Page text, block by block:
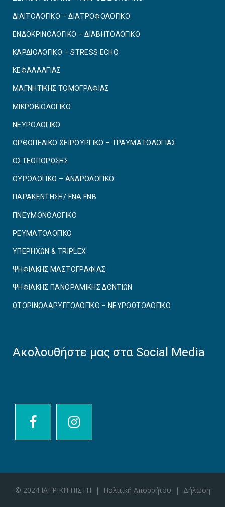
ΔΙΑΙΤΟΛΟΓΙΚΟ – ΔΙΑΤΡΟΦΟΛΟΓΙΚΟ
ΕΝΔΟΚΡΙΝΟΛΟΓΙΚΟ – ΔΙΑΒΗΤΟΛΟΓΙΚΟ
ΚΑΡΔΙΟΛΟΓΙΚΟ – STRESS ECHO
ΚΕΦΑΛΑΛΓΙΑΣ
ΜΑΓΝΗΤΙΚΗΣ ΤΟΜΟΓΡΑΦΙΑΣ
ΜΙΚΡΟΒΙΟΛΟΓΙΚΟ
ΝΕΥΡΟΛΟΓΙΚΟ
ΟΡΘΟΠΕΔΙΚΟ ΧΕΙΡΟΥΡΓΙΚΟ – ΤΡΑΥΜΑΤΟΛΟΓΙΑΣ
ΟΣΤΕΟΠΟΡΩΣΗΣ
ΟΥΡΟΛΟΓΙΚΟ – ΑΝΔΡΟΛΟΓΙΚΟ
ΠΑΡΑΚΕΝΤΗΣΗ/ FNA FNB
ΠΝΕΥΜΟΝΟΛΟΓΙΚΟ
ΡΕΥΜΑΤΟΛΟΓΙΚΟ
ΥΠΕΡΗΧΩΝ & TRIPLEX
ΨΗΦΙΑΚΗΣ ΜΑΣΤΟΓΡΑΦΙΑΣ
ΨΗΦΙΑΚΗΣ ΠΑΝΟΡΑΜΙΚΗΣ ΔΟΝΤΙΩΝ
ΩΤΟΡΙΝΟΛΑΡΥΓΓΟΛΟΓΙΚΟ – ΝΕΥΡΟΩΤΟΛΟΓΙΚΟ
Ακολουθήστε μας στα Social Media
© 2024 ΙΑΤΡΙΚΗ ΠΙΣΤΗ | Πολιτική Απορρήτου | Δήλωση